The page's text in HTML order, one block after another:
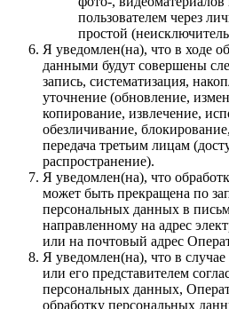
пользователем через
простой
Я уведомлен(на), что в ходе
данными будут совершены
запись, систематизация,
уточнение (обновление,
копирование, извлечение,
обезличивание,
передача третьим лицам
распространение).
Я уведомлен(на), что
может быть прекращена по
персональных данных в
направленному на адрес
или на почтовый адрес
Я уведомлен(на), что в
или его представителем
персональных данных,
обработку персональных